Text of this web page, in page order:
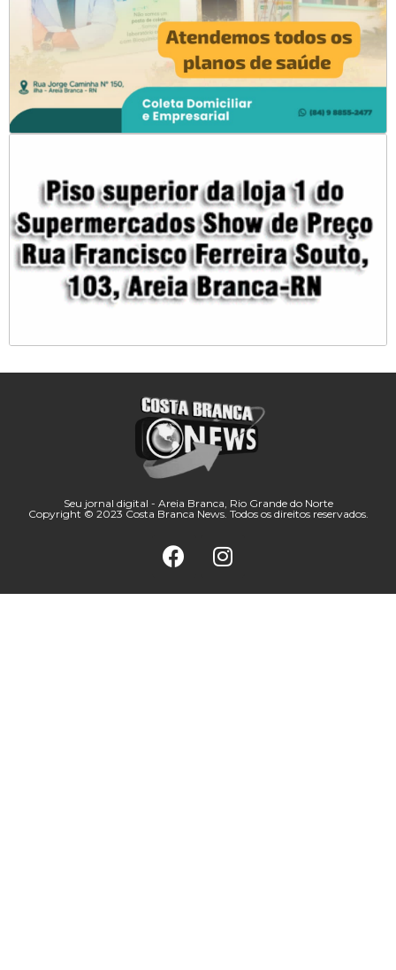
Seu jornal digital - Areia Branca, Rio Grande do Norte
Copyright © 2023 Costa Branca News. Todos os direitos reservados.